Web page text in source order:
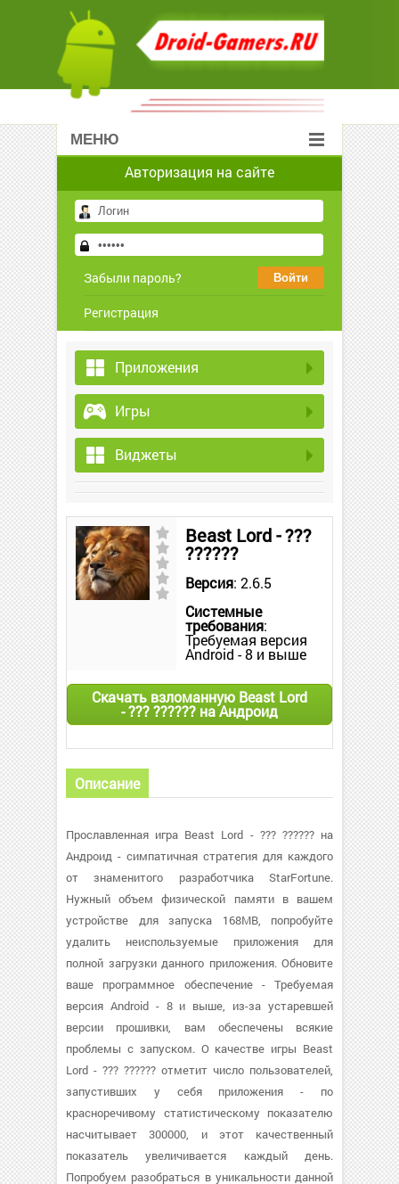
МЕНЮ
Авторизация на сайте
Забыли пароль?
Регистрация
Приложения
Игры
Виджеты
Beast Lord - ???
??????
Версия: 2.6.5
Системные
требования:
Требуемая версия
Android - 8 и выше
Скачать взломанную Beast Lord
- ??? ?????? на Андроид
Описание
Прославленная игра Beast Lord - ??? ?????? на
Андроид - симпатичная стратегия для каждого
от знаменитого разработчика StarFortune.
Нужный объем физической памяти в вашем
устройстве для запуска 168MB, попробуйте
удалить неиспользуемые приложения для
полной загрузки данного приложения. Обновите
ваше программное обеспечение - Требуемая
версия Android - 8 и выше, из-за устаревшей
версии прошивки, вам обеспечены всякие
проблемы с запуском. О качестве игры Beast
Lord - ??? ?????? отметит число пользователей,
запустивших у себя приложения - по
красноречивому статистическому показателю
насчитывает 300000, и этот качественный
показатель увеличивается каждый день.
Попробуем разобраться в уникальности данной